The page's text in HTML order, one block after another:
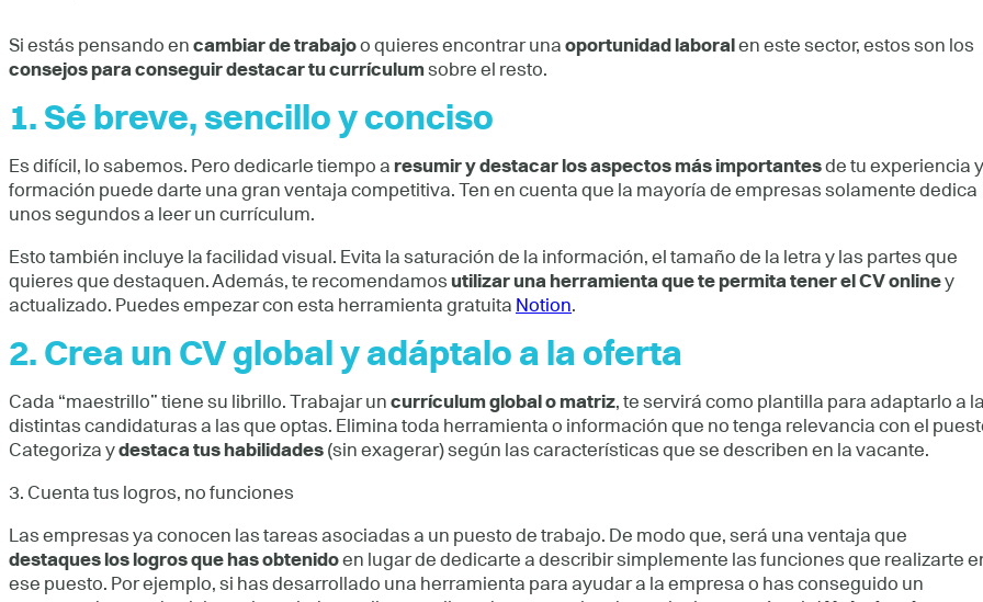
Si estás pensando en cambiar de trabajoo quieres encontrar una oportunidad laboral en este sector, estos son los
consejos para conseguir destacar tu currículumsobre el resto.
1. Sé breve, sencillo y conciso
Es difícil, lo sabemos. Pero dedicarle tiempo a resumir y destacar los aspectos más importantesde tu experiencia y
formación puede darte una gran ventaja competitiva. Ten en cuenta que la mayoría de empresas solamente dedica
unos segundos a leer un currículum.
Esto también incluye la facilidad visual. Evita la saturación de la información, el tamaño de la letra y las partes que
quieres que destaquen. Además, te recomendamos utilizar una herramienta que te permita tener el CV onliney
actualizado. Puedes empezar con esta herramienta gratuita Notion.
2. Crea un CV global y adáptalo a la oferta
Cada “maestrillo” tiene su librillo. Trabajar un currículum global o matriz, te servirá como plantilla para adaptarlo a
distintas candidaturas a las que optas. Elimina toda herramienta o información que no tenga relevancia con el
Categoriza ydestaca tus habilidades (sin exagerar) según las características que se describen en la vacante.
3. Cuenta tus logros, no funciones
Las empresas ya conocen las tareas asociadas a un puesto de trabajo. De modo que, será una ventaja que
destaques los logros que has obtenidoen lugar de dedicarte a describir simplemente las funciones que realizarte
ese puesto. Por ejemplo, si has desarrollado una herramienta para ayudar a la empresa o has conseguido un